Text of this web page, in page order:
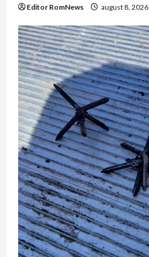
Editor RomNews august 8, 2026